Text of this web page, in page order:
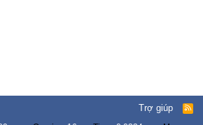
Trợ giúp
R